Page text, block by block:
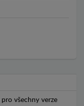
všechny verze